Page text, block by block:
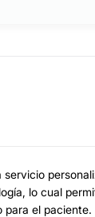
lo cual
el paciente.